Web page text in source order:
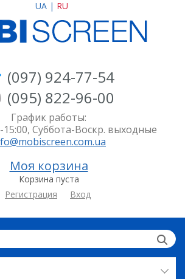
UA | RU
(097) 924-77-54
(095) 822-96-00
График работы:
15:00, Суббота-Воскр. выходные
Моя корзина
Корзина пуста
Регистрация
Вход